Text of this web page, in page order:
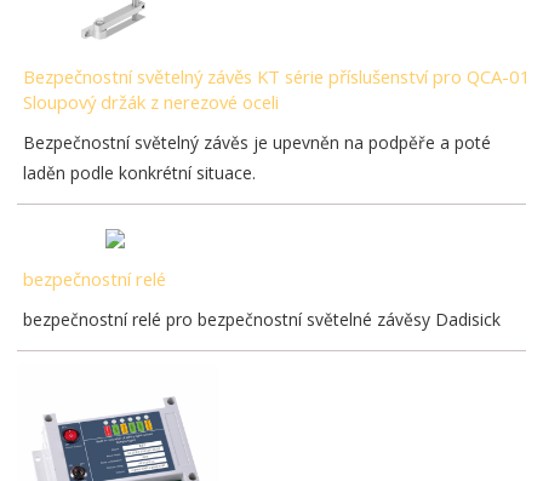
Bezpečnostní světelný závěs KT série příslušenství pro QCA-01
Sloupový držák z nerezové oceli
Bezpečnostní světelný závěs je upevněn na podpěře a poté
laděn podle konkrétní situace.
bezpečnostní relé
bezpečnostní relé pro bezpečnostní světelné závěsy Dadisick